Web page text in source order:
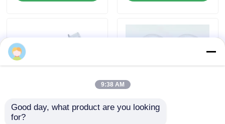
উদ্ধৃতির জন্য আবেদন
ল্যারিঞ্জিয়াল মাস্ক এয়ারওয়ে
শক্তিশালী স্বরযন্ত্র মাস্ক
9:38 AM
Good day, what product are you looking
for?